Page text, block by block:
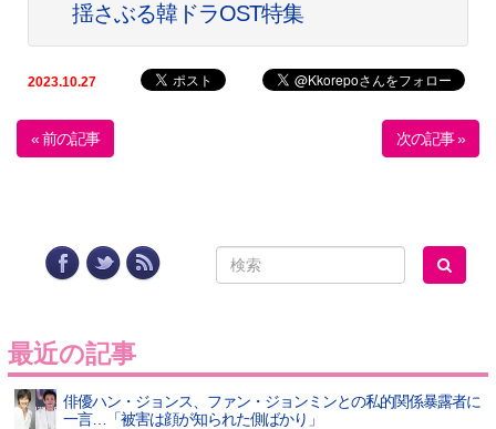
揺さぶる韓ドラOST特集
2023.10.27
« 前の記事 次の記事 »
最近の記事
俳優ハン・ジョンス、ファン・ジョンミンとの私的関係暴露者に
一言…「被害は顔が知られた側ばかり」